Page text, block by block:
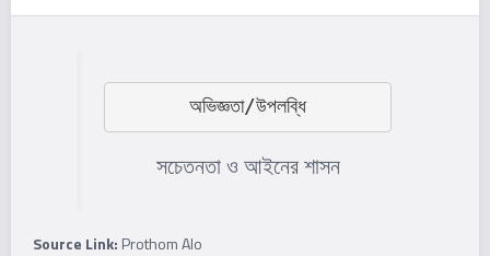
অভিজ্ঞতা/উপলব্ধি
সচেতনতা ও আইনের শাসন
Source Link: Prothom Alo